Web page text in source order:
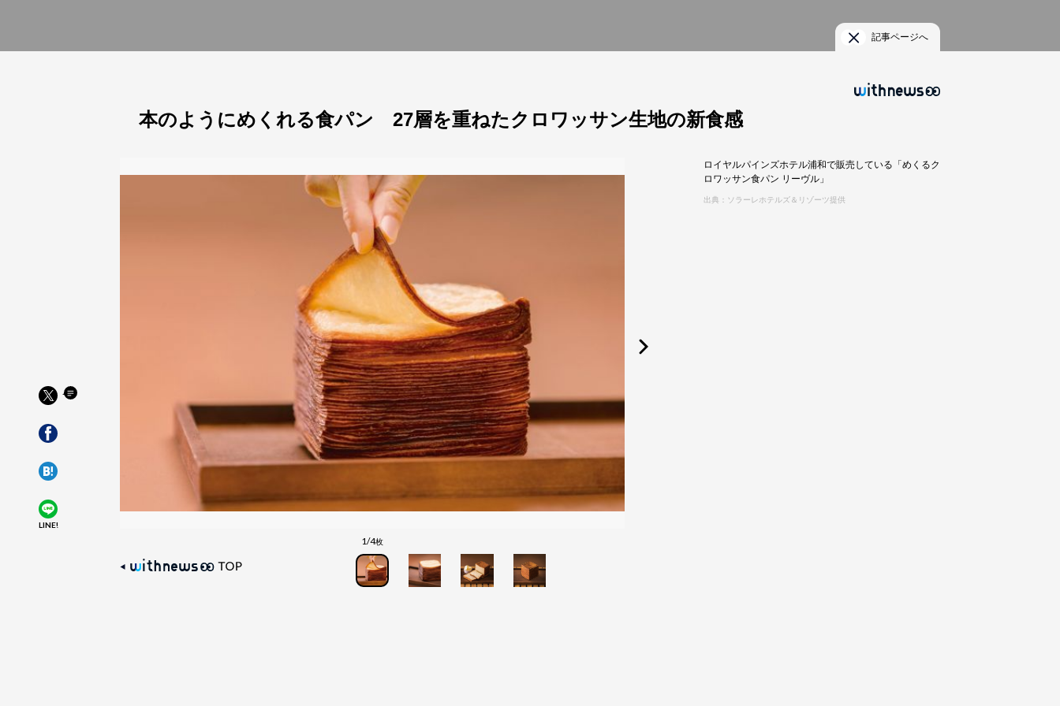
LINE!
記事ページへ
本のようにめくれる食パン 27層を重ねたクロワッサン生地の新食感
1/4枚
ロイヤルパインズホテル浦和で販売している「めくるク
ロワッサン食パン リーヴル」
出典：ソラーレホテルズ＆リゾーツ提供